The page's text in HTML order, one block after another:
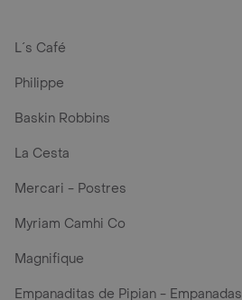
L´s Café
Philippe
Baskin Robbins
La Cesta
Mercari - Postres
Myriam Camhi Co
Magnifique
Empanaditas de Pipian - Empanadas